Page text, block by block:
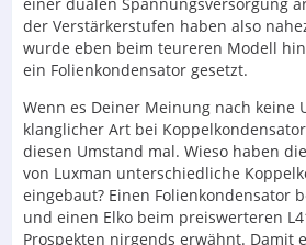
der Verstärkerstufen haben also
wurde eben beim teureren Modell
ein Folienkondensator gesetzt.
Wenn es Deiner Meinung nach keine
klanglicher Art bei
diesen Umstand mal. Wieso haben
von Luxman unterschiedliche
eingebaut? Einen Folienkondensator
und einen Elko beim preiswerteren
Prospekten nirgends erwähnt. Damit